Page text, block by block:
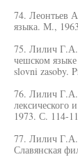
74. Леонтьев
языка. М., 1963
75. Лилич Г.А.
чешском
slovni zasoby.
76. Лилич Г.А.
1973. С. 114-
77. Лилич Г.А.
Славянская